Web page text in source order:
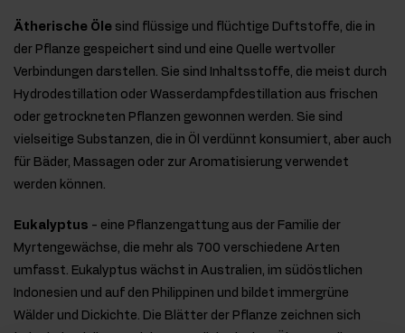
Ätherische Öle sind flüssige und flüchtige Duftstoffe, die in
der Pflanze gespeichert sind und eine Quelle wertvoller
Verbindungen darstellen. Sie sind Inhaltsstoffe, die meist durch
Hydrodestillation oder Wasserdampfdestillation aus frischen
oder getrockneten Pflanzen gewonnen werden. Sie sind
vielseitige Substanzen, die in Öl verdünnt konsumiert, aber auch
für Bäder, Massagen oder zur Aromatisierung verwendet
werden können.
Eukalyptus - eine Pflanzengattung aus der Familie der
Myrtengewächse, die mehr als 700 verschiedene Arten
umfasst. Eukalyptus wächst in Australien, im südöstlichen
Indonesien und auf den Philippinen und bildet immergrüne
Wälder und Dickichte. Die Blätter der Pflanze zeichnen sich